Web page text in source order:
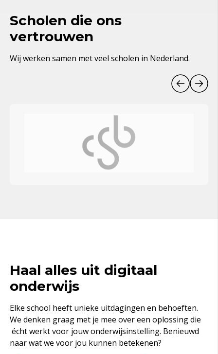
Scholen die ons
vertrouwen
Wij werken samen met veel scholen in Nederland.
Haal alles uit digitaal
onderwijs
Elke school heeft unieke uitdagingen en behoeften.
We denken graag met je mee over een oplossing die
écht werkt voor jouw onderwijsinstelling. Benieuwd
naar wat we voor jou kunnen betekenen?​